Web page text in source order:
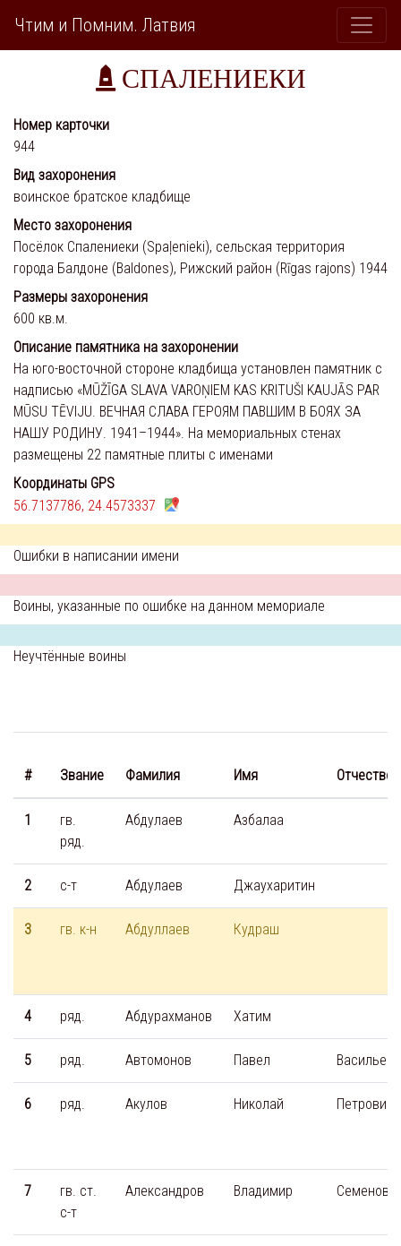
Чтим и Помним. Латвия
СПАЛЕНИЕКИ
Номер карточки
944
Вид захоронения
воинское братское кладбище
Место захоронения
Посёлок Спалениеки (Spaļenieki), сельская территория
города Балдоне (Baldones), Рижский район (Rīgas rajons) 1944
Размеры захоронения
600 кв.м.
Описание памятника на захоронении
На юго-восточной стороне кладбища установлен памятник с
надписью «MŪŽĪGA SLAVA VAROŅIEM KAS KRITUŠI KAUJĀS PAR
MŪSU TĒVIJU. ВЕЧНАЯ СЛАВА ГЕРОЯМ ПАВШИМ В БОЯХ ЗА
НАШУ РОДИНУ. 1941–1944». На мемориальных стенах
размещены 22 памятные плиты с именами
Координаты GPS
56.7137786, 24.4573337
Ошибки в написании имени
Воины, указанные по ошибке на данном мемориале
Неучтённые воины
# Звание Фамилия Имя Отчество
1
гв.
ряд.
Абдулаев Азбалаа
2 с-т Абдулаев Джаухаритин
3 гв. к-н Абдуллаев Кудраш
4 ряд. Абдурахманов Хатим
5 ряд. Автомонов Павел
6 ряд. Акулов Николай Петрович
7
гв. ст.
с-т
Александров Владимир